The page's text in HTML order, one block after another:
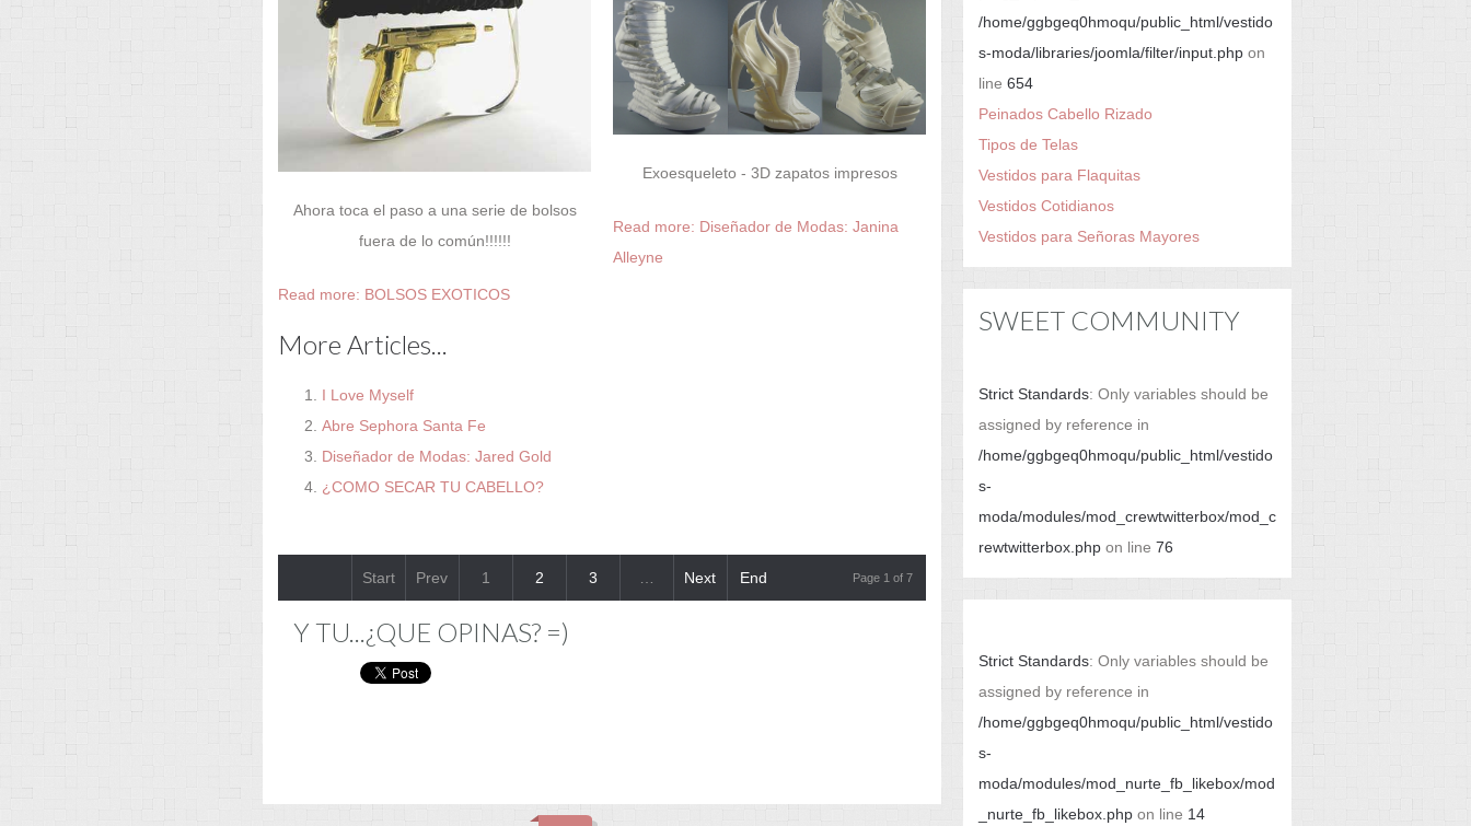
Ahora toca el paso a una serie de bolsos
fuera de lo común!!!!!!
Read more: BOLSOS EXOTICOS
Exoesqueleto - 3D zapatos impresos
Read more: Diseñador de Modas: Janina
Alleyne
More Articles...
I Love Myself
Abre Sephora Santa Fe
Diseñador de Modas: Jared Gold
¿COMO SECAR TU CABELLO?
Start Prev 1 2 3 … Next End Page 1 of 7
Y TU...¿QUE OPINAS? =)
/home/ggbgeq0hmoqu/public_html/vestido
s-moda/libraries/joomla/filter/input.php on
line 654
Peinados Cabello Rizado
Tipos de Telas
Vestidos para Flaquitas
Vestidos Cotidianos
Vestidos para Señoras Mayores
SWEET COMMUNITY
Strict Standards: Only variables should be
assigned by reference in
/home/ggbgeq0hmoqu/public_html/vestido
s-
moda/modules/mod_crewtwitterbox/mod_c
rewtwitterbox.php on line 76
Strict Standards: Only variables should be
assigned by reference in
/home/ggbgeq0hmoqu/public_html/vestido
s-
moda/modules/mod_nurte_fb_likebox/mod
_nurte_fb_likebox.php on line 14